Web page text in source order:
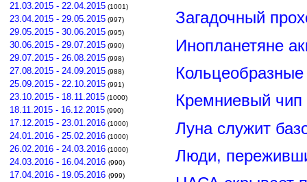
21.03.2015 - 22.04.2015 (1001)
23.04.2015 - 29.05.2015 (997)
29.05.2015 - 30.06.2015 (995)
30.06.2015 - 29.07.2015 (990)
29.07.2015 - 26.08.2015 (998)
27.08.2015 - 24.09.2015 (988)
25.09.2015 - 22.10.2015 (991)
23.10.2015 - 18.11.2015 (1000)
18.11.2015 - 16.12.2015 (990)
17.12.2015 - 23.01.2016 (1000)
24.01.2016 - 25.02.2016 (1000)
26.02.2016 - 24.03.2016 (1000)
24.03.2016 - 16.04.2016 (990)
17.04.2016 - 19.05.2016 (999)
Загадочный
Инопланетяне
Кремниевый
Луна служит
Люди,